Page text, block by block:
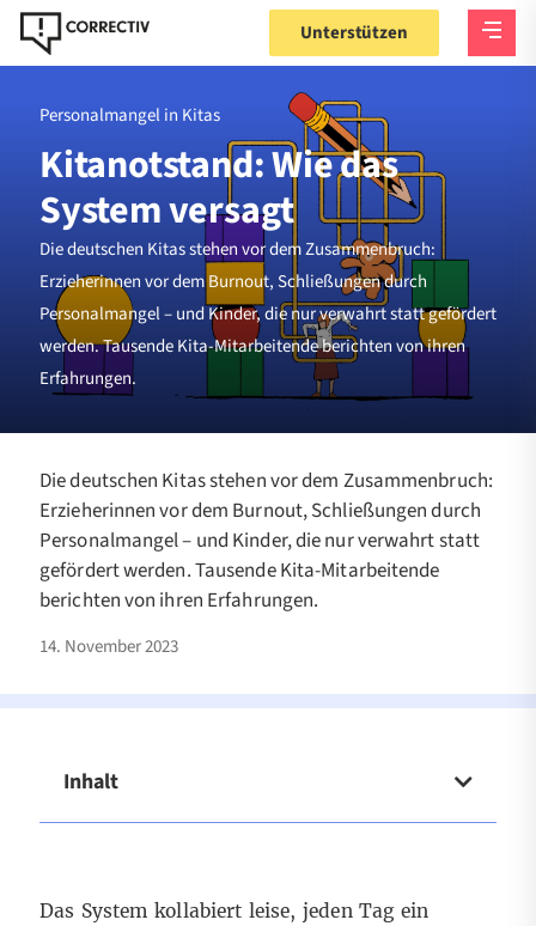
Unterstützen
Personalmangel in Kitas
Kitanotstand: Wie das
System versagt
Die deutschen Kitas stehen vor dem Zusammenbruch:
Erzieherinnen vor dem Burnout, Schließungen durch
Personalmangel – und Kinder, die nur verwahrt statt gefördert
werden. Tausende Kita-Mitarbeitende berichten von ihren
Erfahrungen.
Die deutschen Kitas stehen vor dem Zusammenbruch:
Erzieherinnen vor dem Burnout, Schließungen durch
Personalmangel – und Kinder, die nur verwahrt statt
gefördert werden. Tausende Kita-Mitarbeitende
berichten von ihren Erfahrungen.
14. November 2023
Inhalt
Das System kollabiert leise, jeden Tag ein